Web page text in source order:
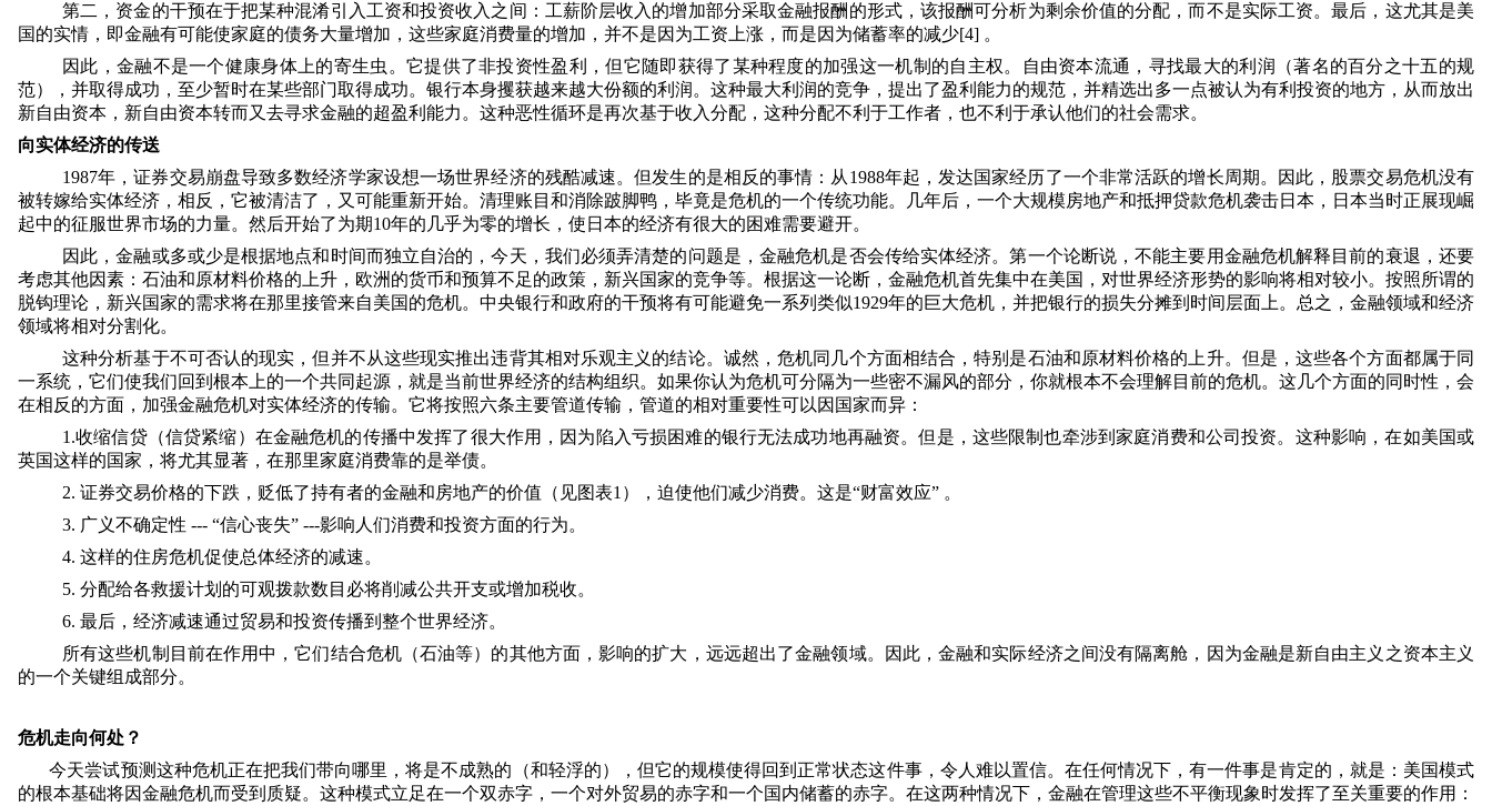
第二，资金的干预在于把某种混淆引入工资和投资收入之间：工薪阶层收入的增加部分采取金融报酬的形式，该报酬可分析为剩余价值的分配，而不是实际工资。最后，这尤其是美
国的实情，即金融有可能使家庭的债务大量增加，这些家庭消费量的增加，并不是因为工资上涨，而是因为储蓄率的减少[4] 。
因此，金融不是一个健康身体上的寄生虫。它提供了非投资性盈利，但它随即获得了某种程度的加强这一机制的自主权。自由资本流通，寻找最大的利润（著名的百分之十五的规
范），并取得成功，至少暂时在某些部门取得成功。银行本身攫获越来越大份额的利润。这种最大利润的竞争，提出了盈利能力的规范，并精选出多一点被认为有利投资的地方，从而放出
新自由资本，新自由资本转而又去寻求金融的超盈利能力。这种恶性循环是再次基于收入分配，这种分配不利于工作者，也不利于承认他们的社会需求。
向实体经济的传送
1987年，证券交易崩盘导致多数经济学家设想一场世界经济的残酷减速。但发生的是相反的事情：从 1988年起，发达国家经历了一个非常活跃的增长周期。因此，股票交易危机没有
被转嫁给实体经济，相反，它被清洁了，又可能重新开始。清理账目和消除跛脚鸭，毕竟是危机的一个传统功能。几年后，一个大规模房地产和抵押贷款危机袭击日本，日本当时正展现崛
起中的征服世界市场的力量。然后开始了为期10年的几乎为零的增长，使日本的经济有很大的困难需要避开。
因此，金融或多或少是根据地点和时间而独立自治的，今天，我们必须弄清楚的问题是，金融危机是否会传给实体经济。第一个论断说，不能主要用金融危机解释目前的衰退，还要
考虑其他因素：石油和原材料价格的上升，欧洲的货币和预算不足的政策，新兴国家的竞争等。根据这一论断，金融危机首先集中在美国，对世界经济形势的影响将相对较小。按照所谓的
脱钩理论，新兴国家的需求将在那里接管来自美国的危机。中央银行和政府的干预将有可能避免一系列类似1929年的巨大危机，并把银行的损失分摊到时间层面上。总之，金融领域和经济
领域将相对分割化。
这种分析基于不可否认的现实，但并不从这些现实推出违背其相对乐观主义的结论。诚然，危机同几个方面相结合，特别是石油和原材料价格的上升。但是，这些各个方面都属于同
一系统，它们使我们回到根本上的一个共同起源，就是当前世界经济的结构组织。如果你认为危机可分隔为一些密不漏风的部分，你就根本不会理解目前的危机。这几个方面的同时性，会
在相反的方面，加强金融危机对实体经济的传输。它将按照六条主要管道传输，管道的相对重要性可以因国家而异：
1.收缩信贷（信贷紧缩）在金融危机的传播中发挥了很大作用，因为陷入亏损困难的银行无法成功地再融资。但是，这些限制也牵涉到家庭消费和公司投资。这种影响，在如美国或
英国这样的国家，将尤其显著，在那里家庭消费靠的是举债。
2. 证券交易价格的下跌，贬低了持有者的金融和房地产的价值（见图表1 ），迫使他们减少消费。这是“财富效应” 。
3. 广义不确定性 --- “信心丧失” ---影响人们消费和投资方面的行为。
4. 这样的住房危机促使总体经济的减速。
5. 分配给各救援计划的可观拨款数目必将削减公共开支或增加税收。
6. 最后，经济减速通过贸易和投资传播到整个世界经济。
所有这些机制目前在作用中，它们结合危机（石油等）的其他方面，影响的扩大，远远超出了金融领域。因此，金融和实际经济之间没有隔离舱，因为金融是新自由主义之资本主义
的一个关键组成部分。
危机走向何处？
今天尝试预测这种危机正在把我们带向哪里，将是不成熟的（和轻浮的），但它的规模使得回到正常状态这件事，令人难以置信。在任何情况下，有一件事是肯定的，就是：美国模式
的根本基础将因金融危机而受到质疑。这种模式立足在一个双赤字，一个对外贸易的赤字和一个国内储蓄的赤字。在这两种情况下，金融在管理这些不平衡现象时发挥了至关重要的作用：